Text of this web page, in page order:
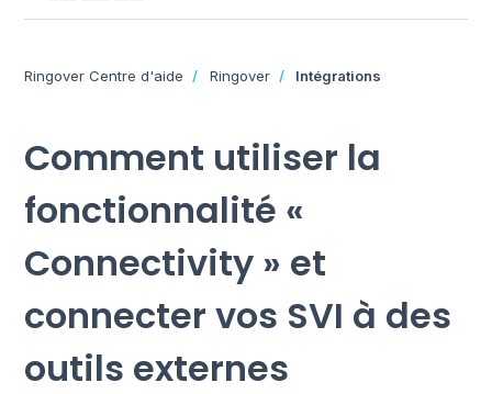
Ringover Centre d'aide Ringover Intégrations
Comment utiliser la
fonctionnalité «
Connectivity » et
connecter vos SVI à des
outils externes